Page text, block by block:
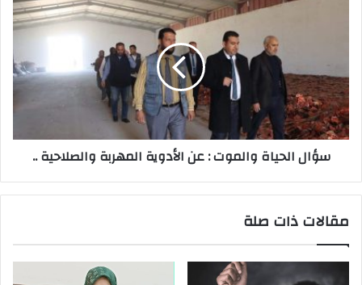
سؤال الحياة والموت : عن الأدوية المهربة والصلاحية ..
مقالات ذات صلة